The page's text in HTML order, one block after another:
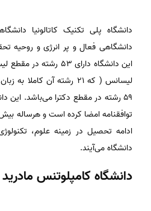
دانشگاه پلی تکنیک کاتالونیا
دانشگاهی فعال و پر انرژی و روحیه
لیسانس ( که ۲۱ رشته آن
ادامه تحصیل در زمینه علوم،
دانشگاه می‌آیند.
دانشگاه کامپلوتنس مادرید